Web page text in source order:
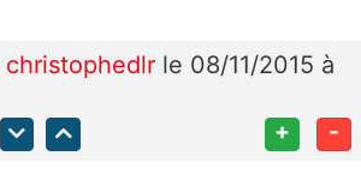
christophedlr le 08/11/2015 à
+ -